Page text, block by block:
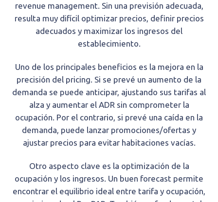
revenue management. Sin una previsión adecuada,
resulta muy difícil optimizar precios, definir precios
adecuados y maximizar los ingresos del
establecimiento.
Uno de los principales beneficios es la mejora en la
precisión del pricing. Si se prevé un aumento de la
demanda se puede anticipar, ajustando sus tarifas al
alza y aumentar el ADR sin comprometer la
ocupación. Por el contrario, si prevé una caída en la
demanda, puede lanzar promociones/ofertas y
ajustar precios para evitar habitaciones vacías.
Otro aspecto clave es la optimización de la
ocupación y los ingresos. Un buen forecast permite
encontrar el equilibrio ideal entre tarifa y ocupación,